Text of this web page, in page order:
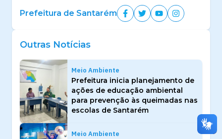
Prefeitura de Santarém
Outras Notícias
Meio Ambiente
Prefeitura inicia planejamento de
ações de educação ambiental
para prevenção às queimadas nas
escolas de Santarém
Meio Ambiente